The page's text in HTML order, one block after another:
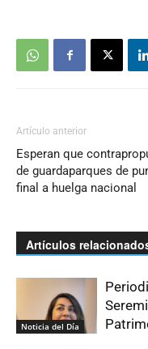
Artículo anterior
Esperan que
de guardaparques de
final a huelga nacional
Artículos
Noticia del Día